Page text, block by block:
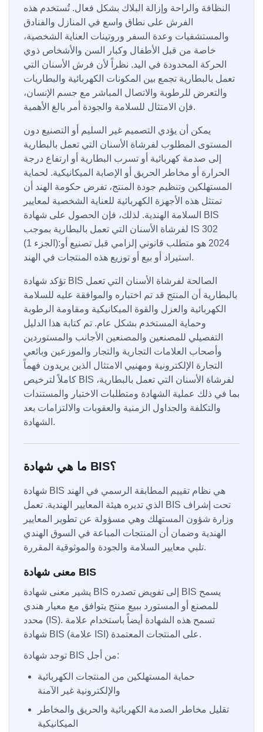
النظافة والراحة وإزالة البلاك بشكل فعال. تُستخدم هذه
الفرش على نطاق واسع في المنازل والفنادق
والمستشفيات وعدة السفر وروتينات العناية الشخصية،
خاصة من قبل الأطفال وكبار السن والأشخاص ذوي
الحركة المحدودة في اليد. نظراً لأن فرش الأسنان التي
تعمل بالبطارية تجمع بين المكونات الكهربائية والبطاريات
والتعرض للرطوبة والاتصال المباشر مع جسم الإنسان،
فإن الامتثال للسلامة والجودة أمر بالغ الأهمية.
يمكن أن يؤدي التصميم غير السليم أو التصنيع دون
المستوى المطلوب لفرشاة الأسنان التي تعمل بالبطارية
إلى صدمة كهربائية أو تسرب البطارية أو ارتفاع درجة
الحرارة أو مخاطر الحريق أو الإصابة الميكانيكية. لحماية
المستهلكين وتنظيم جودة المنتج، تفرض حكومة الهند أن
تمتثل هذه الأجهزة الكهربائية للعناية الشخصية لمعايير
السلامة الهندية. لذلك، فإن الحصول على شهادة BIS
لفرشاة الأسنان التي تعمل بالبطارية بموجب IS 302
(الجزء 1):2024 هو متطلب قانوني إلزامي قبل تصنيع أو
استيراد أو بيع أو توزيع هذه المنتجات في الهند.
تؤكد شهادة BIS الصالحة لفرشاة الأسنان التي تعمل
بالبطارية أن المنتج قد تم اختباره والموافقة عليه للسلامة
الكهربائية والعزل والقوة الميكانيكية ومقاومة الرطوبة
وحماية المستخدم بشكل عام. تم كتابة هذا الدليل
التفصيلي للمصنعين والمصنعين الأجانب والمستوردين
وأصحاب العلامات التجارية والتجار والموزعين وبائعي
التجارة الإلكترونية ومهنيي الامتثال الذين يريدون فهماً
كاملاً لترخيص BIS لفرشاة الأسنان التي تعمل بالبطارية،
بما في ذلك عملية الشهادة ومتطلبات الاختبار والمستندات
والتكلفة والجداول الزمنية والعقوبات والالتزامات بعد
الشهادة.
ما هي شهادة BIS؟
شهادة BIS هي نظام تقييم المطابقة الرسمي في الهند
الذي تديره هيئة المعايير الهندية. تعمل BIS تحت إشراف
وزارة شؤون المستهلك وهي مسؤولة عن تطوير المعايير
الهندية وضمان أن المنتجات المباعة في السوق الهندي
تلبي معايير السلامة والجودة والموثوقية المقررة.
معنى شهادة BIS
يشير معنى شهادة BIS إلى تفويض تصدره BIS يسمح
للمصنع أو المستورد ببيع منتج يتوافق مع معيار هندي
محدد (IS). تسمح هذه الشهادة أيضاً باستخدام علامة
شهادة BIS (علامة ISI) على المنتجات المعتمدة.
توجد شهادة BIS من أجل:
حماية المستهلكين من المنتجات الكهربائية
والإلكترونية غير الآمنة
تقليل مخاطر الصدمة الكهربائية والحريق والمخاطر
الميكانيكية